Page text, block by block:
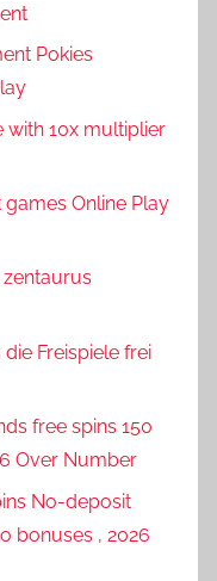
Pokies
with 10x multiplier
games Online Play
Freispiele frei
free spins 150
Over Number
No-deposit
bonuses , 2026